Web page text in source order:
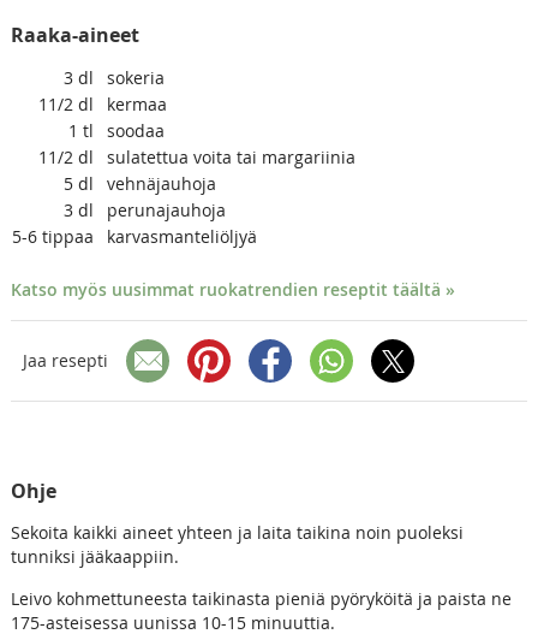
Raaka-aineet
3 dl
sokeria
11/2 dl
kermaa
1 tl
soodaa
11/2 dl
sulatettua voita tai margariinia
5 dl
vehnäjauhoja
3 dl
perunajauhoja
5-6 tippaa karvasmanteliöljyä
Katso myös uusimmat ruokatrendien reseptit täältä »
Jaa resepti
Ohje
Sekoita kaikki aineet yhteen ja laita taikina noin puoleksi
tunniksi jääkaappiin.
Leivo kohmettuneesta taikinasta pieniä pyöryköitä ja paista ne
175-asteisessa uunissa 10-15 minuuttia.